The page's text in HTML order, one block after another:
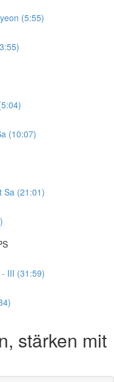
(5:55)
(10:07)
Sa (21:01)
III (31:59)
stärken mit